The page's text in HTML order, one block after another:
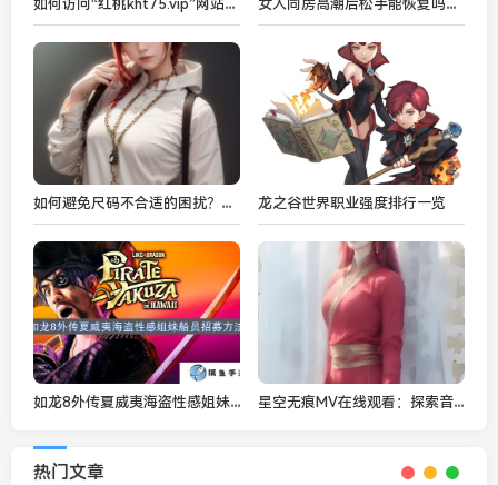
如何访问“红桃kht75.vip”网站：遇到访问问题时该如何操作？ 女人同房高潮后松手能恢复吗？揭秘影响女性高潮后恢复的多种因素：从生理到情感的全方位解析
如何避免尺码不合适的困扰？欧亚尺码专线免费服务帮你轻松选对尺码！ 龙之谷世界职业强度排行一览
如龙8外传夏威夷海盗性感姐妹船员招募方法 星空无痕MV在线观看：探索音乐与视觉的完美融合
热门文章